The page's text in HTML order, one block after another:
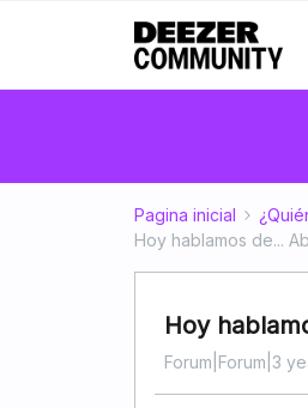
Pagina inicial
Hoy hablamos de...
Hoy
Forum|Forum|3